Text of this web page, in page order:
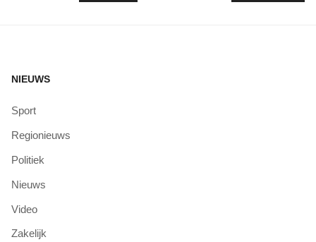
NIEUWS
Sport
Regionieuws
Politiek
Nieuws
Video
Zakelijk